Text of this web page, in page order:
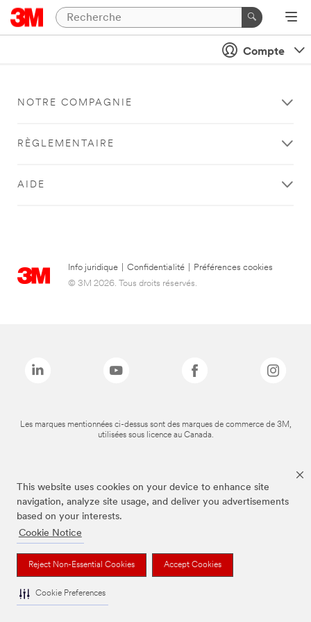
This website uses cookies on your device to enhance site
navigation, analyze site usage, and deliver you advertisements
based on your interests.
Cookie Notice
Reject Non-Essential Cookies Accept Cookies
Cookie Preferences
Compte
NOTRE COMPAGNIE
RÈGLEMENTAIRE
AIDE
Info juridique Confidentialité
Préférences cookies
© 3M 2026. Tous droits réservés.
Les marques mentionnées ci-dessus sont des marques de commerce de 3M,
utilisées sous licence au Canada.